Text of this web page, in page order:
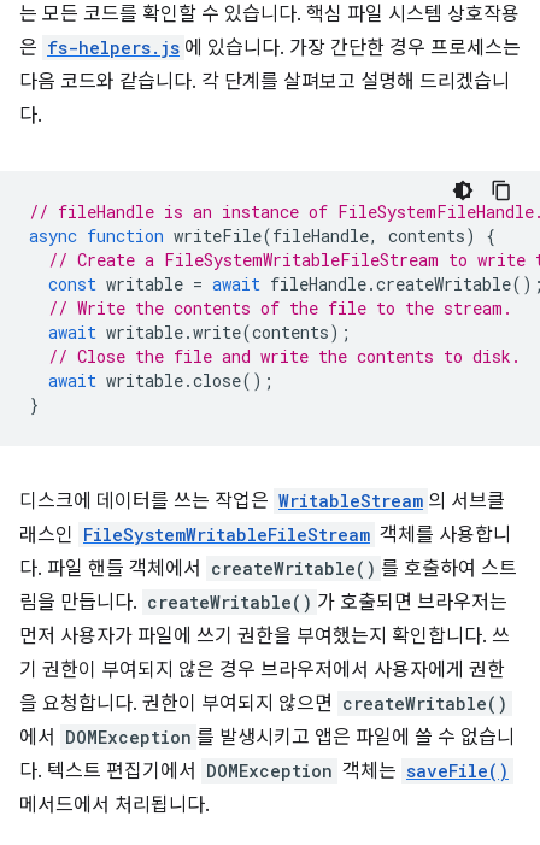
는 모든 코드를 확인할 수 있습니다. 핵심 파일 시스템 상호작용
은 fs-helpers.js 에 있습니다. 가장 간단한 경우 프로세스는
다음 코드와 같습니다. 각 단계를 살펴보고 설명해 드리겠습니
다.
// fileHandle is an instance of
async function writeFile(fileHandle, contents)
{
// Create a FileSystemWritableFileStream to write
const writable = await fileHandle.createWritable
// Write the contents of the file to the stream.
await writable.write(contents);
// Close the file and write the contents to disk.
await writable.close();
}
디스크에 데이터를 쓰는 작업은 WritableStream 의 서브클
래스인 FileSystemWritableFileStream 객체를 사용합니
다. 파일 핸들 객체에서
createWritable() 를 호출하여 스트
림을 만듭니다. createWritable() 가 호출되면 브라우저는
먼저 사용자가 파일에 쓰기 권한을 부여했는지 확인합니다. 쓰
기 권한이 부여되지 않은 경우 브라우저에서 사용자에게 권한
을 요청합니다. 권한이 부여되지 않으면 createWritable()
에서 DOMException 를 발생시키고 앱은 파일에 쓸 수 없습니
다. 텍스트 편집기에서
DOMException 객체는 saveFile()
메서드에서 처리됩니다.